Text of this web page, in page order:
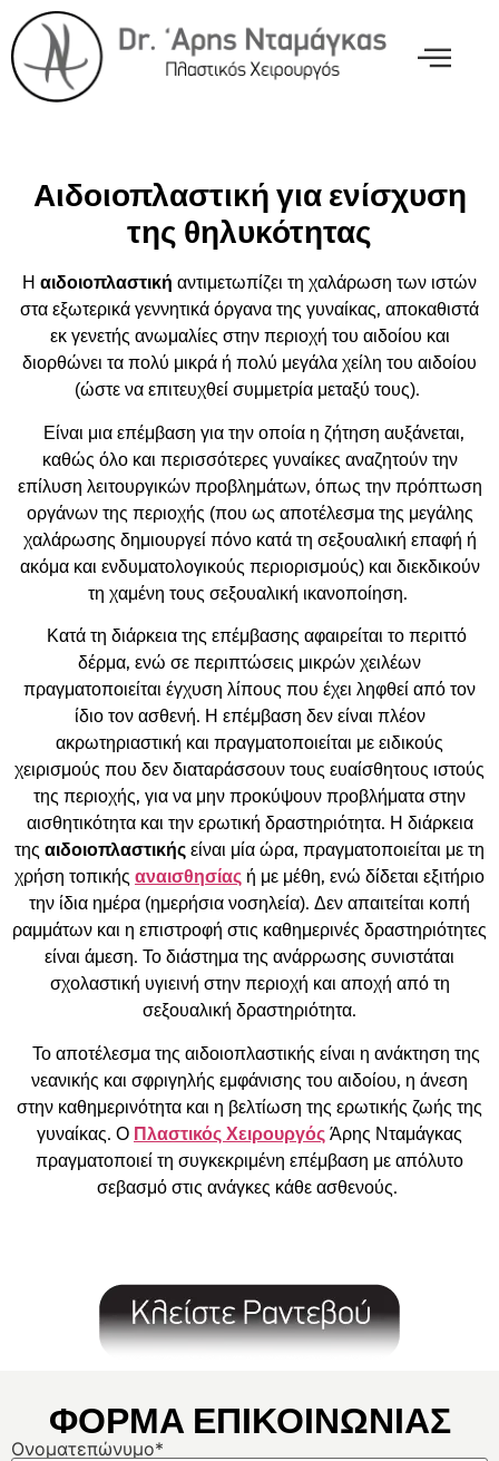
Αιδοιοπλαστική για ενίσχυση
της θηλυκότητας
Η αιδοιοπλαστική αντιμετωπίζει τη χαλάρωση των ιστών
στα εξωτερικά γεννητικά όργανα της γυναίκας, αποκαθιστά
εκ γενετής ανωμαλίες στην περιοχή του αιδοίου και
διορθώνει τα πολύ μικρά ή πολύ μεγάλα χείλη του αιδοίου
(ώστε να επιτευχθεί συμμετρία μεταξύ τους).
Είναι μια επέμβαση για την οποία η ζήτηση αυξάνεται,
καθώς όλο και περισσότερες γυναίκες αναζητούν την
επίλυση λειτουργικών προβλημάτων, όπως την πρόπτωση
οργάνων της περιοχής (που ως αποτέλεσμα της μεγάλης
χαλάρωσης δημιουργεί πόνο κατά τη σεξουαλική επαφή ή
ακόμα και ενδυματολογικούς περιορισμούς) και διεκδικούν
τη χαμένη τους σεξουαλική ικανοποίηση.
Κατά τη διάρκεια της επέμβασης αφαιρείται το περιττό
δέρμα, ενώ σε περιπτώσεις μικρών χειλέων
πραγματοποιείται έγχυση λίπους που έχει ληφθεί από τον
ίδιο τον ασθενή. Η επέμβαση δεν είναι πλέον
ακρωτηριαστική και πραγματοποιείται με ειδικούς
χειρισμούς που δεν διαταράσσουν τους ευαίσθητους ιστούς
της περιοχής, για να μην προκύψουν προβλήματα στην
αισθητικότητα και την ερωτική δραστηριότητα. Η διάρκεια
της αιδοιοπλαστικήςείναι μία ώρα, πραγματοποιείται με τη
χρήση τοπικής αναισθησίας ή με μέθη, ενώ δίδεται εξιτήριο
την ίδια ημέρα (ημερήσια νοσηλεία). Δεν απαιτείται κοπή
ραμμάτων και η επιστροφή στις καθημερινές δραστηριότητες
είναι άμεση. Το διάστημα της ανάρρωσης συνιστάται
σχολαστική υγιεινή στην περιοχή και αποχή από τη
σεξουαλική δραστηριότητα.
Το αποτέλεσμα της αιδοιοπλαστικής είναι η ανάκτηση της
νεανικής και σφριγηλής εμφάνισης του αιδοίου, η άνεση
στην καθημερινότητα και η βελτίωση της ερωτικής ζωής της
γυναίκας. Ο Πλαστικός ΧειρουργόςΆρης Νταμάγκας
πραγματοποιεί τη συγκεκριμένη επέμβαση με απόλυτο
σεβασμό στις ανάγκες κάθε ασθενούς.
ΦΟΡΜΑ ΕΠΙΚΟΙΝΩΝΙΑΣ
Ονοματεπώνυμο*